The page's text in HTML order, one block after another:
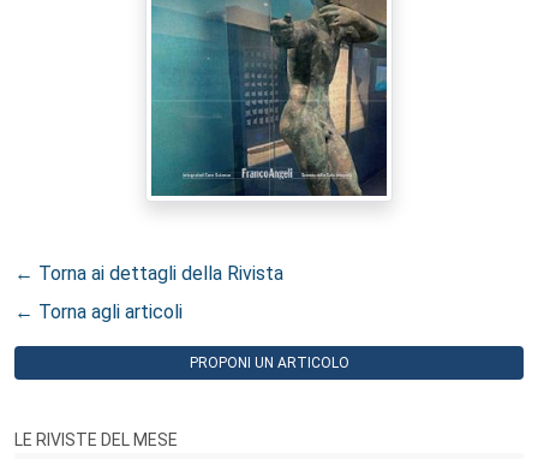
← Torna ai dettagli della Rivista
← Torna agli articoli
PROPONI UN ARTICOLO
LE RIVISTE DEL MESE